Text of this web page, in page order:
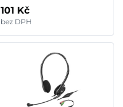
101 Kč
bez DPH